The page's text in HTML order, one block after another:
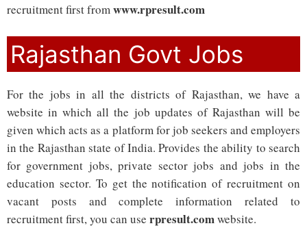
recruitment first fromwww.rpresult.com
Rajasthan Govt Jobs
For the jobs in all the districts of Rajasthan, we have a
website in which all the job updates of Rajasthan will be
given which acts as a platform for job seekers and employers
in the Rajasthan state of India. Provides the ability to search
for government jobs, private sector jobs and jobs in the
education sector. To get the notification of recruitment on
vacant posts and complete information related to
recruitment first, you can use rpresult.comwebsite.